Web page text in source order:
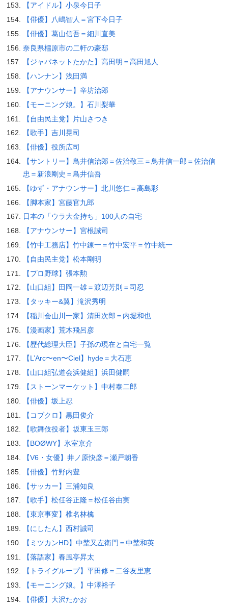
【アイドル】小泉今日子
【俳優】八嶋智人＝宮下今日子
【俳優】葛山信吾＝細川直美
奈良県橿原市の二軒の豪邸
【ジャパネットたかた】高田明＝高田旭人
【ハンナン】浅田満
【アナウンサー】辛坊治郎
【モーニング娘。】石川梨華
【自由民主党】片山さつき
【歌手】吉川晃司
【俳優】役所広司
【サントリー】鳥井信治郎＝佐治敬三＝鳥井信一郎＝佐治信
忠＝新浪剛史＝鳥井信吾
【ゆず・アナウンサー】北川悠仁＝高島彩
【脚本家】宮藤官九郎
日本の「ウラ大金持ち」100人の自宅
【アナウンサー】宮根誠司
【竹中工務店】竹中錬一＝竹中宏平＝竹中統一
【自由民主党】松本剛明
【プロ野球】張本勲
【山口組】田岡一雄＝渡辺芳則＝司忍
【タッキー&翼】滝沢秀明
【稲川会山川一家】清田次郎＝内堀和也
【漫画家】荒木飛呂彦
【歴代総理大臣】子孫の現在と自宅一覧
【L’Arc〜en〜Ciel】hyde＝大石恵
【山口組弘道会浜健組】浜田健嗣
【ストーンマーケット】中村泰二郎
【俳優】坂上忍
【コブクロ】黒田俊介
【歌舞伎役者】坂東玉三郎
【BOØWY】氷室京介
【V6・女優】井ノ原快彦＝瀬戸朝香
【俳優】竹野内豊
【サッカー】三浦知良
【歌手】松任谷正隆＝松任谷由実
【東京事変】椎名林檎
【にしたん】西村誠司
【ミツカンHD】中埜又左衛門＝中埜和英
【落語家】春風亭昇太
【トライグループ】平田修＝二谷友里恵
【モーニング娘。】中澤裕子
【俳優】大沢たかお